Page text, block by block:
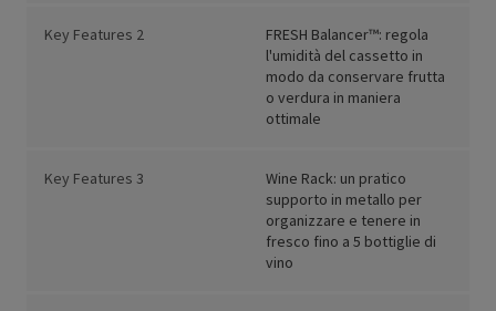
Key Features 2
FRESH Balancer™: regola
l'umidità del cassetto in
modo da conservare frutta
o verdura in maniera
ottimale
Key Features 3
Wine Rack: un pratico
supporto in metallo per
organizzare e tenere in
fresco fino a 5 bottiglie di
vino